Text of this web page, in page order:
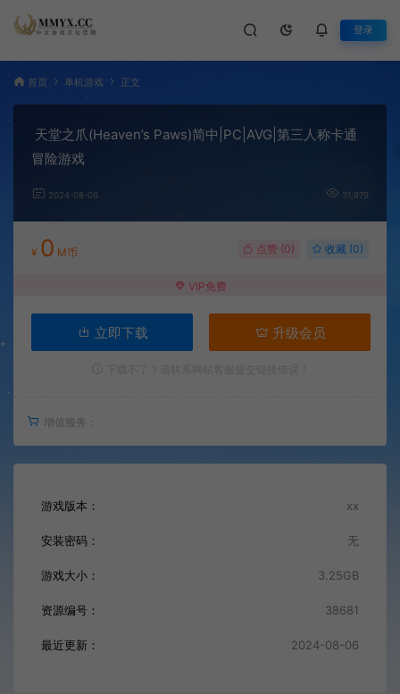
登录
首页 单机游戏 正文
天堂之爪(Heaven’s Paws)简中|PC|AVG|第三人称卡通
冒险游戏
2024-08-06 31,979
¥ 0 M币 点赞 (0) 收藏 (0)
VIP免费
立即下载 升级会员
增值服务：
游戏版本： xx
安装密码： 无
游戏大小： 3.25GB
资源编号： 38681
最近更新： 2024-08-06